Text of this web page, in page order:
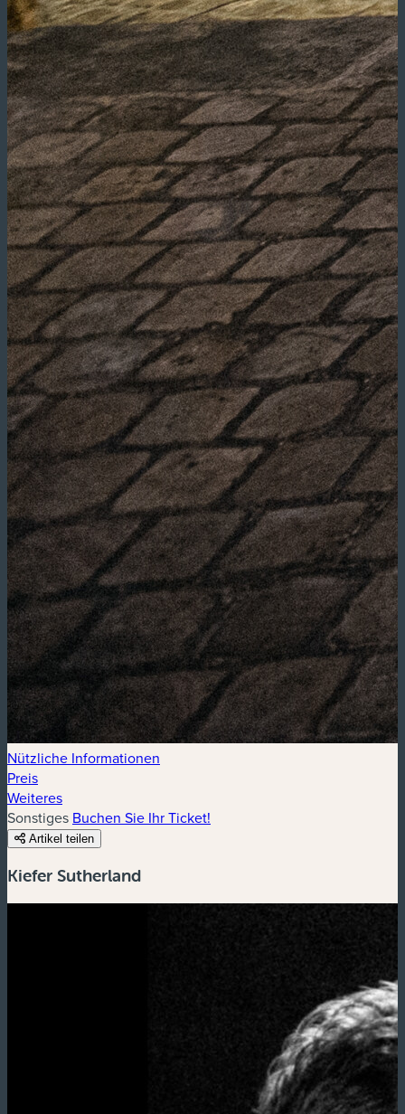
Nützliche Informationen
Preis
Weiteres
Sonstiges Buchen Sie Ihr Ticket!
Artikel teilen
Kiefer Sutherland